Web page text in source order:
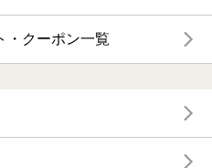
・クーポン一覧